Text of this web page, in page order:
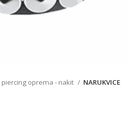
piercing oprema - nakit NARUKVICE